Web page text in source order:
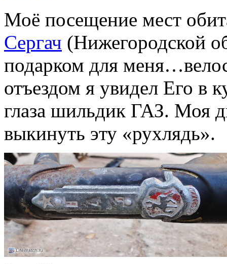
Моё посещение мест
Сергач (Нижегородской
подарком для
отъездом я увидел Его в
глаза шильдик ГАЗ. Моя
выкинуть эту «рухлядь».